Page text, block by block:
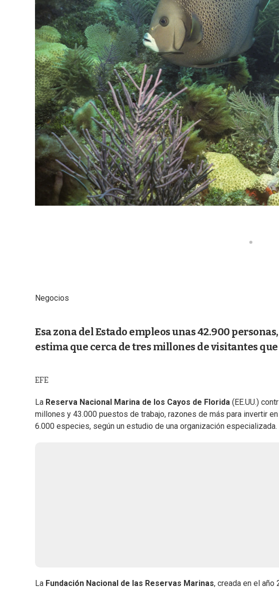
Negocios
Esa zona del Estado empleos unas 42.900
estima que cerca de tres millones de visitantes
EFE
La Reserva Nacional Marina de los Cayos de Florida (EE.UU.)
millones y 43.000 puestos de trabajo, razones de más para invertir
6.000 especies, según un estudio de una organización especializada.
La Fundación Nacional de las Reservas Marinas, creada en el año